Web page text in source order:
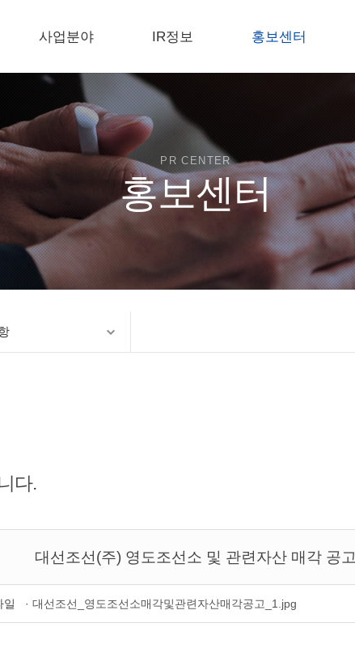
사업분야
제품정보
설비현황
IR정보
전자공고
홍보센터
포토갤러리
홍보동영상
PR CENTER
홍보센터
다.
대선조선(주) 영도조선소 및 관련자산 매각 공고
일 · 대선조선_영도조선소매각및관련자산매각공고_1.jpg